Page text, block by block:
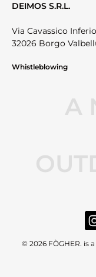
DEIMOS S.R.L.
Via Cavassico
32026 Borgo
Whistleblowing
A
© 2026 FÒGHER. is